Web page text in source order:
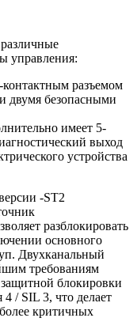
управления:
контактным разъемом
двумя безопасными
имеет 5-
выход
устройства
-ST2
разблокировать
основного
Двухканальный
требованиям
блокировки
4 / SIL 3, что делает
критичных